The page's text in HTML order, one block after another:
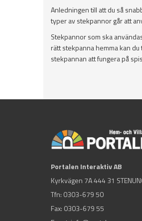
Anledningen till att du så
typer av stekpannor går att
Stekpannor som ska
rätt stekpanna hemma kan
stekpannan att fungera på
Portalen Interaktiv AB
Kyrkvägen 7A 444 31
Tfn: 0303-679 50
Fax: 0303-679 55